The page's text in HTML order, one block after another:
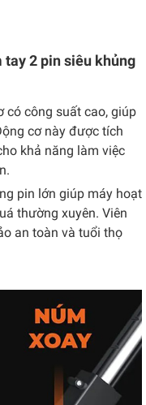
2 pin siêu khủng
có công suất cao, giúp
cơ này được tích
khả năng làm việc
pin lớn giúp máy hoạt
thường xuyên. Viên
an toàn và tuổi thọ